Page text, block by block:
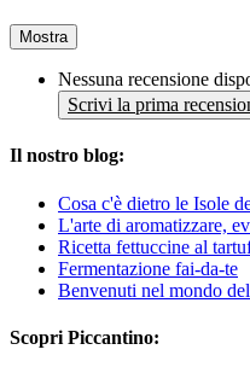
Mostra
Nessuna recensione
Scrivi la prima
Il nostro blog:
Cosa c'è dietro le Isole
L'arte di aromatizzare,
Ricetta fettuccine al
Fermentazione fai-da-te
Benvenuti nel mondo
Scopri Piccantino: